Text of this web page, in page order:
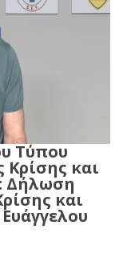
Τύπου
Κρίσης και
Δήλωση
και